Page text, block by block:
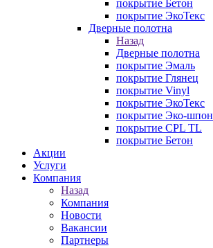
покрытие Бетон
покрытие ЭкоТекс
Дверные полотна
Назад
Дверные полотна
покрытие Эмаль
покрытие Глянец
покрытие Vinyl
покрытие ЭкоТекс
покрытие Эко-шпон
покрытие CPL TL
покрытие Бетон
Акции
Услуги
Компания
Назад
Компания
Новости
Вакансии
Партнеры